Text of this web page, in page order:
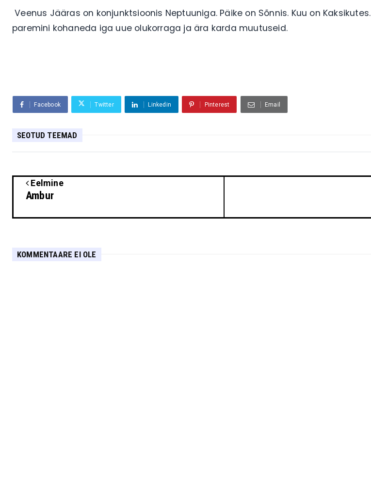
Veenus Jääras on konjunktsioonis Neptuuniga. Päike on Sõnnis. Kuu on Kaksikutes.
paremini kohaneda iga uue olukorraga ja ära karda muutuseid.
Facebook Twitter Linkedin Pinterest Email
SEOTUD TEEMAD
Eelmine
Ambur
KOMMENTAARE EI OLE